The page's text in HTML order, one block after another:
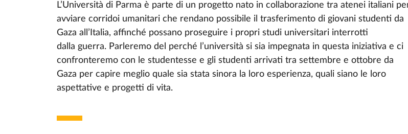
Event description
L’Università di Parma è parte di un progetto nato in collaborazione tra atenei italiani
avviare corridoi umanitari che rendano possibile il trasferimento di giovani studenti da
Gaza all’Italia, affinché possano proseguire i propri studi universitari interrotti
dalla guerra. Parleremo del perché l’università si sia impegnata in questa iniziativa e ci
confronteremo con le studentesse e gli studenti arrivati tra settembre e ottobre da
Gaza per capire meglio quale sia stata sinora la loro esperienza, quali siano le loro
aspettative e progetti di vita.